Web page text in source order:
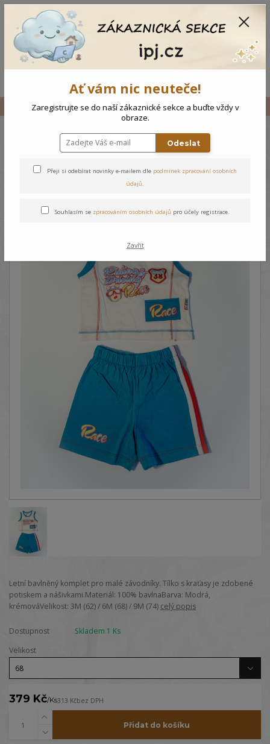
Vše Kojenecký komplet Race
Kojenecký komplet Race
Letní bavlněný komplet pro malé závodníky. Tílko s kraťasy je zdobené
potiskem a nášivkami.Materiál: 100% bavlnaBarva: Modrá,
krémováVelikost: 3M (62) / 6M (68) / 9M (74) celý popis
Dostupnost
Skladem 1 Ks
Velikost
379 Kč/Ks313 Kčbez DPH
Přidat do košíku
Ať vám nic neuteče!
Zaregistrujte se do naší zákaznické sekce a buďte vždy v
obraze.
Odeslat
Přeji si odebírat novinky e-mailem dle podmínek zpracování osobních
údajů.
Souhlasím se zpracováním osobních údajů pro účely registrace.
Zavřít